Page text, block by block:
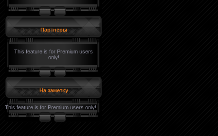
Партнеры
This feature is for Premium users
only!
На заметку
This feature is for Premium users only!